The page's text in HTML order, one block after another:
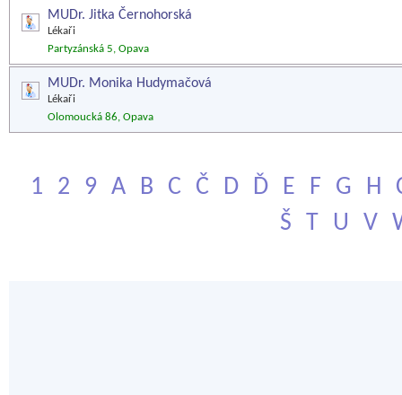
MUDr. Jitka Černohorská
Lékaři
Partyzánská 5, Opava
MUDr. Monika Hudymačová
Lékaři
Olomoucká 86, Opava
1 2 9 A B C Č D Ď E F G H
Š
T U V